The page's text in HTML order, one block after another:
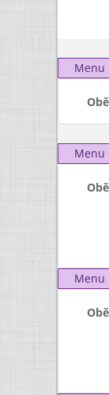
Menu
Menu
Menu